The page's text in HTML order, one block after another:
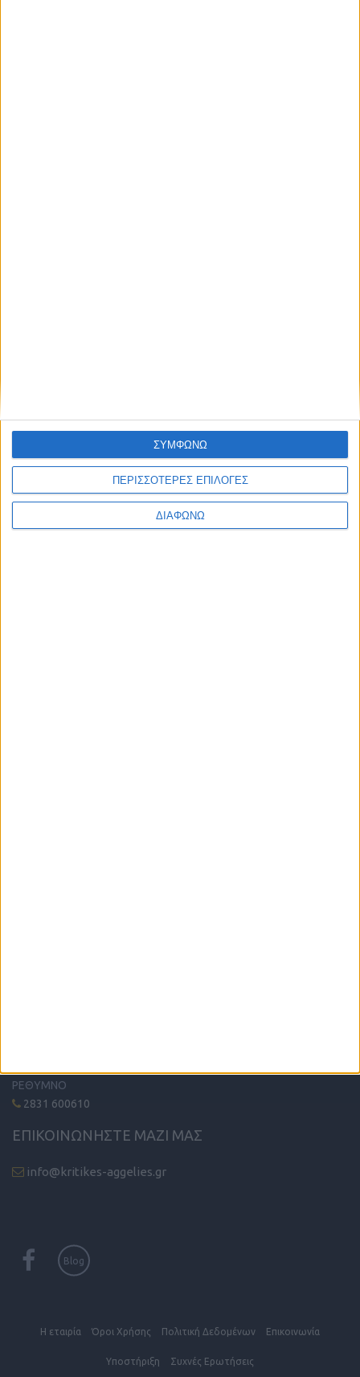
ΠΕΡΙΣΣΟΤΕΡΕΣ ΕΠΙΛΟΓΕΣ
ΔΙΑΦΩΝΩ
ΣΥΜΦΩΝΩ
ΡΕΘΥΜΝΟ
2831 600610
ΕΠΙΚΟΙΝΩΝΗΣΤΕ ΜΑΖΙ ΜΑΣ
info@kritikes-aggelies.gr
Blog
Η εταιρία Όροι Xρήσης Πολιτική Δεδομένων Επικοινωνία
Υποστήριξη Συχνές Eρωτήσεις